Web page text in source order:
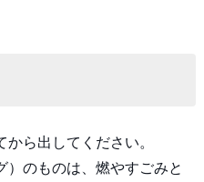
ら出してください。
）のものは、燃やすごみと